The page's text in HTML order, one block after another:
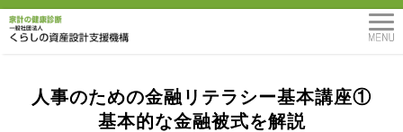
人事のための金融リテラシー基本講座①
基本的な金融被式を解説